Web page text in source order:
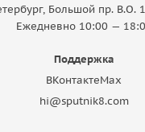
Большой пр. В.О.
Ежедневно 10:00 —
Поддержка
ВКонтактеMax
hi@sputnik8.com